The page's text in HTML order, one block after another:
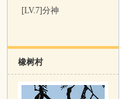
[LV.7]分神
橡树村